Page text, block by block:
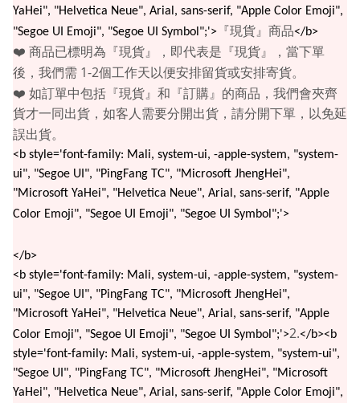
YaHei", "Helvetica Neue", Arial, sans-serif, "Apple Color Emoji",
"Segoe UI Emoji", "Segoe UI Symbol";'> 『現貨』商品</b>
❤️ 商品已標明為『現貨』，即代表是『現貨』，當下單
後，我們需 1-2個工作天以便安排留貨或安排寄貨。
❤️ 如訂單中包括『現貨』和『訂購』的商品，我們會夾齊
貨才一同出貨，如客人需要分開出貨，請分開下單，以免延
誤出貨。
<b style='font-family: Mali, system-ui, -apple-system, "system-
ui", "Segoe UI", "PingFang TC", "Microsoft JhengHei",
"Microsoft YaHei", "Helvetica Neue", Arial, sans-serif, "Apple
Color Emoji", "Segoe UI Emoji", "Segoe UI Symbol";'>
</b>
<b style='font-family: Mali, system-ui, -apple-system, "system-
ui", "Segoe UI", "PingFang TC", "Microsoft JhengHei",
"Microsoft YaHei", "Helvetica Neue", Arial, sans-serif, "Apple
Color Emoji", "Segoe UI Emoji", "Segoe UI Symbol";'>2.</b><b
style='font-family: Mali, system-ui, -apple-system, "system-ui",
"Segoe UI", "PingFang TC", "Microsoft JhengHei", "Microsoft
YaHei", "Helvetica Neue", Arial, sans-serif, "Apple Color Emoji",